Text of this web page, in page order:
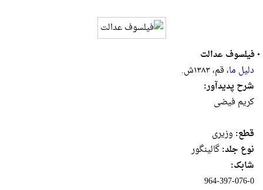
•فیلسوف عدالت
دلیل ما، قم، ۱۳۸۳ش.
شرح پدیدآور:
کریم فیضی
قطع: وزيرى
نوع جلد:گالینگور
شابک:
‎964-397-076-0‬‬